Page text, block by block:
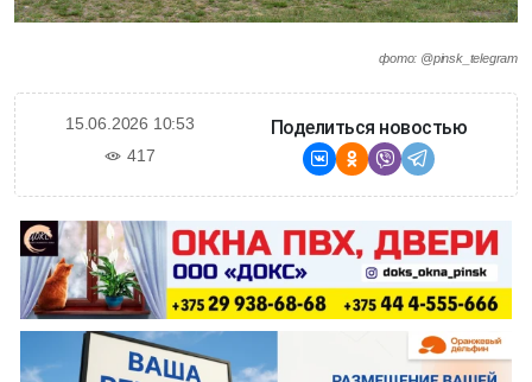
фото: @pinsk_telegram
15.06.2026 10:53
417
Поделиться новостью